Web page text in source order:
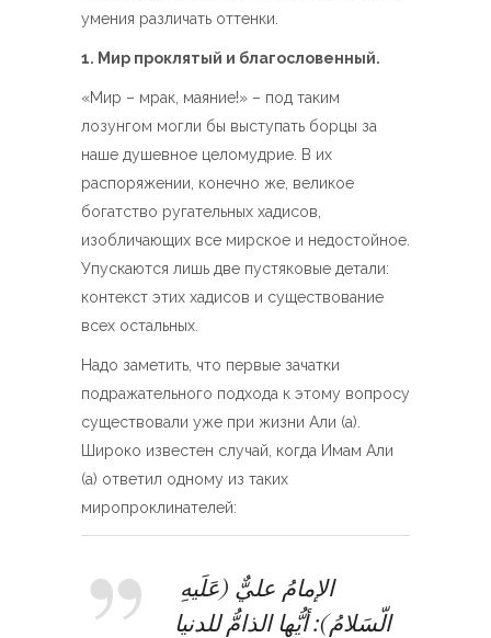
умения различать оттенки.
1. Мир проклятый и благословенный.
«Мир – мрак, маяние!» – под таким
лозунгом могли бы выступать борцы за
наше душевное целомудрие. В их
распоряжении, конечно же, великое
богатство ругательных хадисов,
изобличающих все мирское и недостойное.
Упускаются лишь две пустяковые детали:
контекст этих хадисов и существование
всех остальных.
Надо заметить, что первые зачатки
подражательного подхода к этому вопросу
существовали уже при жизни Али (а).
Широко известен случай, когда Имам Али
(а) ответил одному из таких
миропроклинателей:
الّسَلامُ): أيُّها الذامُّ للدنيا